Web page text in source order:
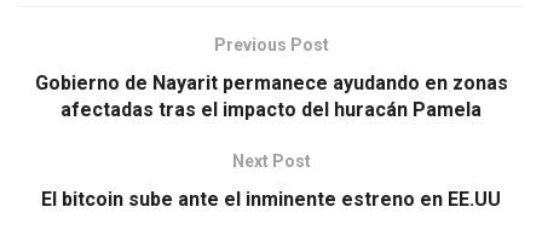
Previous Post
Gobierno de Nayarit permanece ayudando en zonas
afectadas tras el impacto del huracán Pamela
Next Post
El bitcoin sube ante el inminente estreno en EE.UU